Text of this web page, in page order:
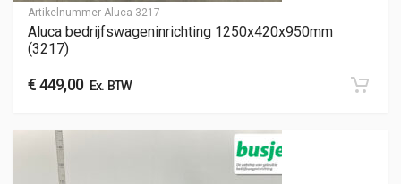
Artikelnummer Aluca-3217
Aluca bedrijfswageninrichting 1250x420x950mm
(3217)
€449,00Ex. BTW